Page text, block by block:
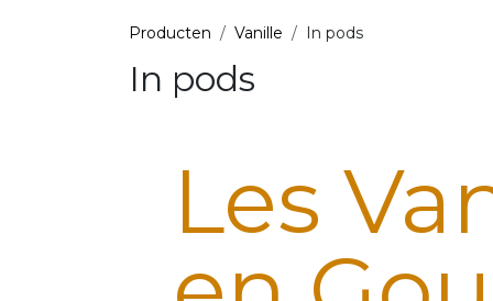
Producten Vanille In pods
In pods
Les